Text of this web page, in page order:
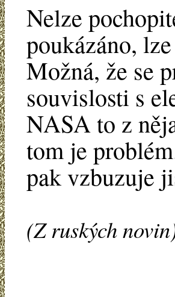
Nelze
poukázáno,
Možná, že se
souvislosti s
NASA to z
tom je
pak vzbuzuje
(Z ruských